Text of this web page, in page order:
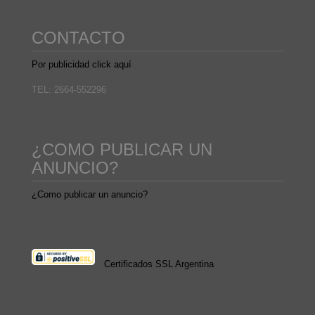
CONTACTO
Por publicidad click aquí
TEL: 2664-552296
¿COMO PUBLICAR UN
ANUNCIO?
¿Como publicar un anuncio?
Certificados SSL Argentina